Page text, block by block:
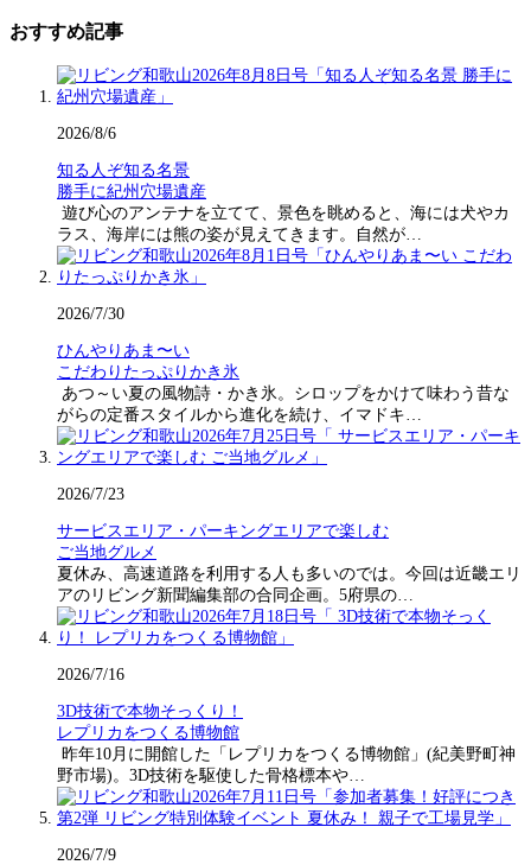
おすすめ記事
2026/8/6
知る人ぞ知る名景
勝手に紀州穴場遺産
遊び心のアンテナを立てて、景色を眺めると、海には犬やカ
ラス、海岸には熊の姿が見えてきます。自然が…
2026/7/30
ひんやりあま〜い
こだわりたっぷりかき氷
あつ～い夏の風物詩・かき氷。シロップをかけて味わう昔な
がらの定番スタイルから進化を続け、イマドキ…
2026/7/23
サービスエリア・パーキングエリアで楽しむ
ご当地グルメ
夏休み、高速道路を利用する人も多いのでは。今回は近畿エリ
アのリビング新聞編集部の合同企画。5府県の…
2026/7/16
3D技術で本物そっくり！
レプリカをつくる博物館
昨年10月に開館した「レプリカをつくる博物館」(紀美野町神
野市場)。3D技術を駆使した骨格標本や…
2026/7/9